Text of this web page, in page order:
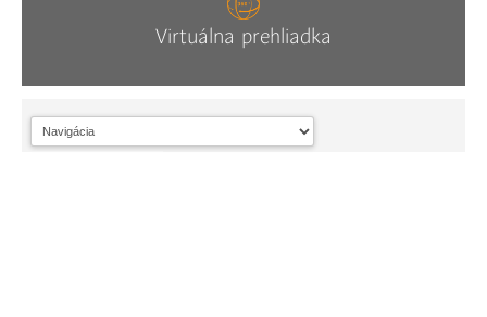
Virtuálna prehliadka